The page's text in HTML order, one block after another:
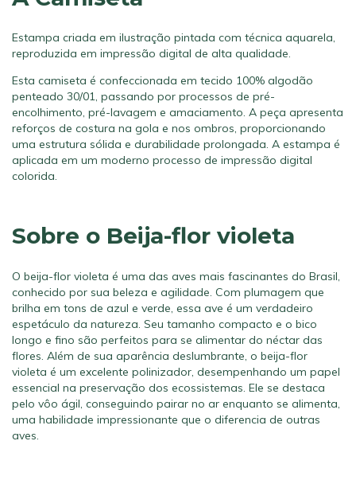
Estampa criada em ilustração pintada com técnica aquarela,
reproduzida em impressão digital de alta qualidade.
Esta camiseta é confeccionada em tecido 100% algodão
penteado 30/01, passando por processos de pré-
encolhimento, pré-lavagem e amaciamento. A peça apresenta
reforços de costura na gola e nos ombros, proporcionando
uma estrutura sólida e durabilidade prolongada. A estampa é
aplicada em um moderno processo de impressão digital
colorida.
Sobre o Beija-flor violeta
O beija-flor violeta é uma das aves mais fascinantes do Brasil,
conhecido por sua beleza e agilidade. Com plumagem que
brilha em tons de azul e verde, essa ave é um verdadeiro
espetáculo da natureza. Seu tamanho compacto e o bico
longo e fino são perfeitos para se alimentar do néctar das
flores. Além de sua aparência deslumbrante, o beija-flor
violeta é um excelente polinizador, desempenhando um papel
essencial na preservação dos ecossistemas. Ele se destaca
pelo vôo ágil, conseguindo pairar no ar enquanto se alimenta,
uma habilidade impressionante que o diferencia de outras
aves.